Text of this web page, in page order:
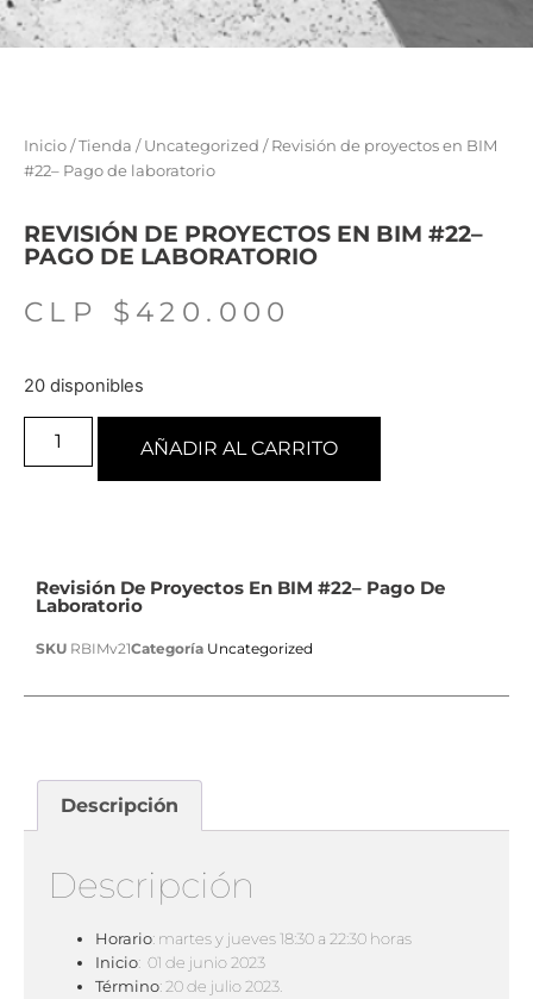
Inicio /Tienda / Uncategorized / Revisión de proyectos en BIM
#22– Pago de laboratorio
REVISIÓN DE PROYECTOS EN BIM #22–
PAGO DE LABORATORIO
CLP $ 420.000
20 disponibles
AÑADIR AL CARRITO
Revisión De Proyectos En BIM #22– Pago De
Laboratorio
SKU RBIMv21Categoría Uncategorized
Descripción
Descripción
Horario: martes y jueves 18:30 a 22:30 horas
Inicio: 01 de junio 2023
Término: 20 de julio 2023.